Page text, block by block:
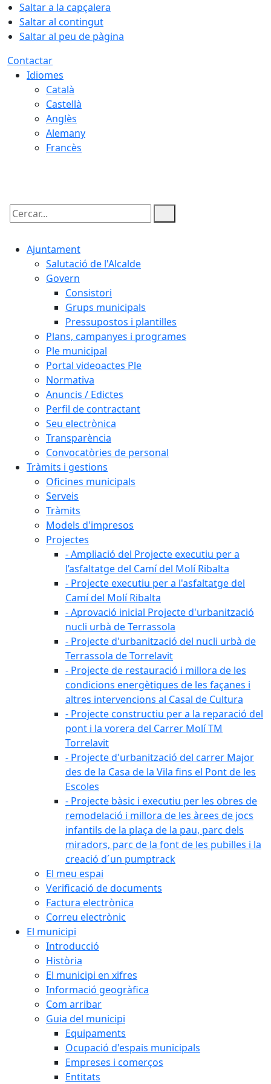
Saltar a la capçalera
Saltar al contingut
Saltar al peu de pàgina
Contactar
Idiomes
Català
Castellà
Anglès
Alemany
Francès
Cercar:
Ajuntament
Salutació de l'Alcalde
Govern
Consistori
Grups municipals
Pressupostos i plantilles
Plans, campanyes i programes
Ple municipal
Portal videoactes Ple
Normativa
Anuncis / Edictes
Perfil de contractant
Seu electrònica
Transparència
Convocatòries de personal
Tràmits i gestions
Oficines municipals
Serveis
Tràmits
Models d'impresos
Projectes
- Ampliació del Projecte executiu per a
l’asfaltatge del Camí del Molí Ribalta
- Projecte executiu per a l'asfaltatge del
Camí del Molí Ribalta
- Aprovació inicial Projecte d'urbanització
nucli urbà de Terrassola
- Projecte d'urbanització del nucli urbà de
Terrassola de Torrelavit
- Projecte de restauració i millora de les
condicions energètiques de les façanes i
altres intervencions al Casal de Cultura
- Projecte constructiu per a la reparació del
pont i la vorera del Carrer Molí TM
Torrelavit
- Projecte d'urbanització del carrer Major
des de la Casa de la Vila fins el Pont de les
Escoles
- Projecte bàsic i executiu per les obres de
remodelació i millora de les àrees de jocs
infantils de la plaça de la pau, parc dels
miradors, parc de la font de les pubilles i la
creació d´un pumptrack
El meu espai
Verificació de documents
Factura electrònica
Correu electrònic
El municipi
Introducció
Història
El municipi en xifres
Informació geogràfica
Com arribar
Guia del municipi
Equipaments
Ocupació d'espais municipals
Empreses i comerços
Entitats